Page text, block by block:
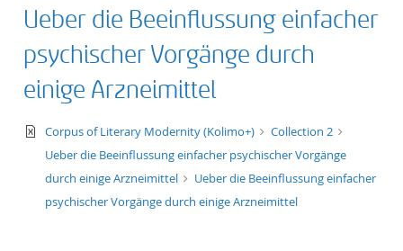
title descending
format
publication date
Ueber die Beeinflussung einfacher
psychischer Vorgänge durch
einige Arzneimittel
text/xml
Corpus of Literary Modernity (Kolimo+)
Collection 2
Ueber die Beeinflussung einfacher psychischer Vorgänge
durch einige Arzneimittel
Ueber die Beeinflussung einfacher
psychischer Vorgänge durch einige Arzneimittel